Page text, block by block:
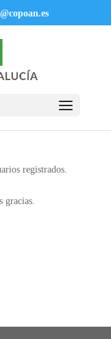
registrados.
gracias.